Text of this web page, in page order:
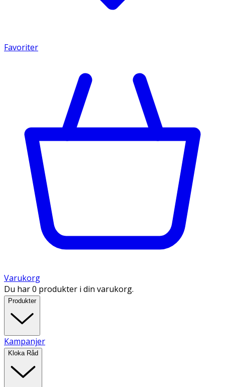
Favoriter
Varukorg
Du har 0 produkter i din varukorg.
Produkter
Kampanjer
Kloka Råd